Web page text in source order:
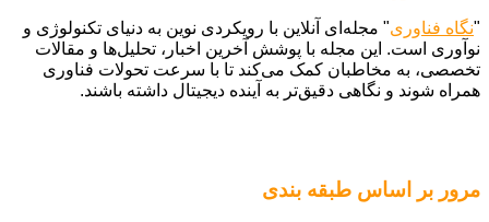
"نگاه فناوری" مجله‌ای آنلاین با رویکردی نوین به دنیای تکنولوژی و
نوآوری است. این مجله با پوشش آخرین اخبار، تحلیل‌ها و مقالات
تخصصی، به مخاطبان کمک می‌کند تا با سرعت تحولات فناوری
همراه شوند و نگاهی دقیق‌تر به آینده دیجیتال داشته باشند.
مرور بر اساس طبقه بندی